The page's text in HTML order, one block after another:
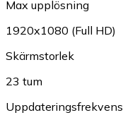
Max upplösning
1920x1080 (Full HD)
Skärmstorlek
23 tum
Uppdateringsfrekvens